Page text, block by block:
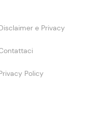
e Privacy
Policy